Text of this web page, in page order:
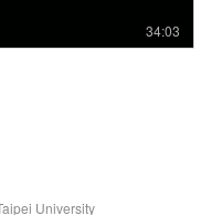
34:03
University